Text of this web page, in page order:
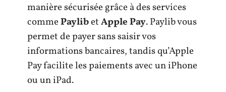
manière sécurisée grâce à des services
commePaylibetApple Pay. Paylib vous
permet de payer sans saisir vos
informations bancaires, tandis qu’Apple
Pay facilite les paiements avec un iPhone
ou un iPad.